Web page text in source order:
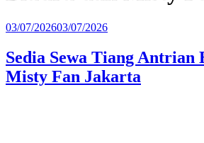
Diposkan
03/07/202603/07/2026
Sedia Sewa Tiang Antrian
Misty Fan Jakarta